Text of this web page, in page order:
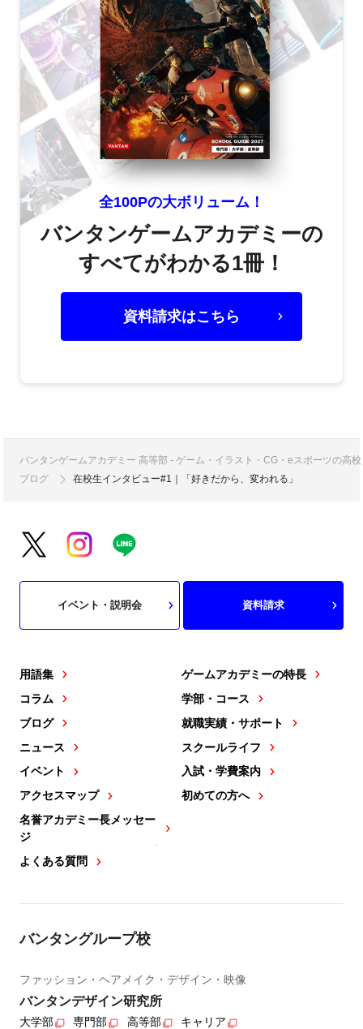
全100Pの大ボリューム！
バンタンゲームアカデミーの
すべてがわかる1冊！
資料請求はこちら
バンタンゲームアカデミー 高等部 - ゲーム・イラスト・CG・eスポーツの高
ブログ
在校生インタビュー#1｜「好きだから、変われる」
用語集
コラム
ブログ
ニュース
イベント
アクセスマップ
名誉アカデミー長メッセー
ジ
よくある質問
ゲームアカデミーの特長
学部・コース
就職実績・サポート
スクールライフ
入試・学費案内
初めての方へ
イベント・説明会 資料請求
バンタングループ校
ファッション・ヘアメイク・デザイン・映像
バンタンデザイン研究所
大学部 専門部 高等部 キャリア